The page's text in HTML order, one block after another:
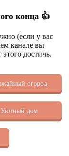
конца 👍
(если у вас
канале вы
достичь.
огород
Уютный дом